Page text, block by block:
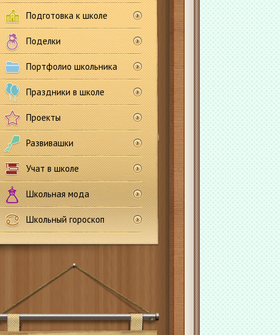
Подготовка к школе
Поделки
Портфолио школьника
Праздники в школе
Проекты
Развивашки
Учат в школе
Школьная мода
Школьный гороскоп